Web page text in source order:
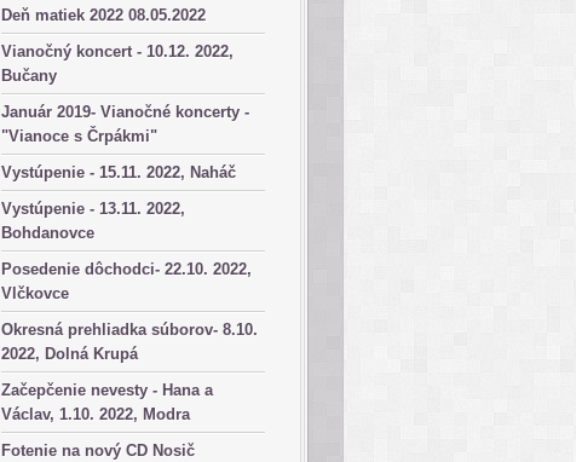
Deň matiek 2022 08.05.2022
Vianočný koncert - 10.12. 2022,
Bučany
Január 2019- Vianočné koncerty -
"Vianoce s Črpákmi"
Vystúpenie - 15.11. 2022, Naháč
Vystúpenie - 13.11. 2022,
Bohdanovce
Posedenie dôchodci- 22.10. 2022,
Vlčkovce
Okresná prehliadka súborov- 8.10.
2022, Dolná Krupá
Začepčenie nevesty - Hana a
Václav, 1.10. 2022, Modra
Fotenie na nový CD Nosič